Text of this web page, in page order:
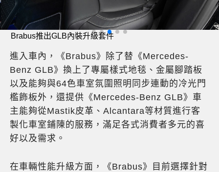
Brabus推出GLB內裝升級套件
進入車內，《Brabus》除了替《Mercedes-
Benz GLB》換上了專屬樣式地毯、金屬腳踏板
以及能夠與64色車室氛圍照明同步連動的冷光門
檻飾板外，還提供《Mercedes-Benz GLB》車
主能夠從Mastik皮革、Alcantara等材質進行客
製化車室鋪陳的服務，滿足各式消費者多元的喜
好以及需求。
在車輛性能升級方面，《Brabus》目前選擇針對